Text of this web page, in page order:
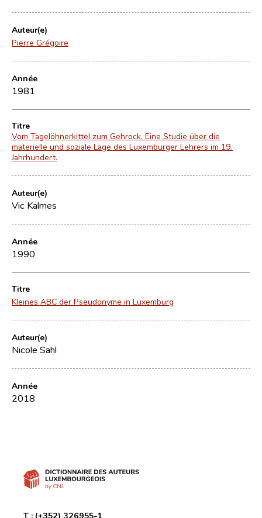
Auteur(e)
Pierre Grégoire
Année
1981
Titre
Vom Tagelöhnerkittel zum Gehrock. Eine Studie über die
materielle und soziale Lage des Luxemburger Lehrers im 19.
Jahrhundert.
Auteur(e)
Vic Kalmes
Année
1990
Titre
Kleines ABC der Pseudonyme in Luxemburg
Auteur(e)
Nicole Sahl
Année
2018
T : (+352) 326955-1